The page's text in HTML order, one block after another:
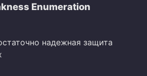
Enumeration
надежная защита